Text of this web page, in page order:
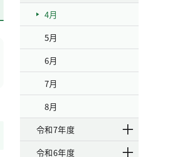
4月
5月
6月
7月
8月
令和7年度
令和6年度